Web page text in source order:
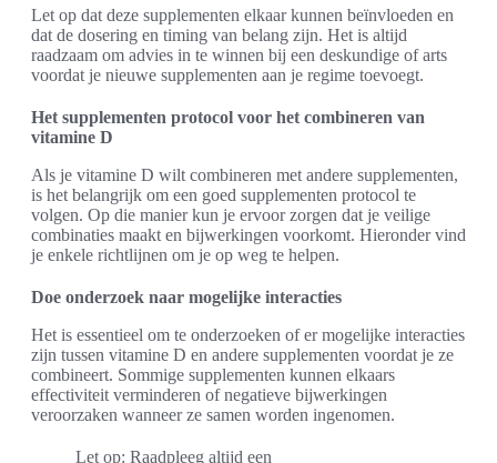
Let op dat deze supplementen elkaar kunnen beïnvloeden en
dat de dosering en timing van belang zijn. Het is altijd
raadzaam om advies in te winnen bij een deskundige of arts
voordat je nieuwe supplementen aan je regime toevoegt.
Het supplementen protocol voor het combineren van
vitamine D
Als je vitamine D wilt combineren met andere supplementen,
is het belangrijk om een goed supplementen protocol te
volgen. Op die manier kun je ervoor zorgen dat je veilige
combinaties maakt en bijwerkingen voorkomt. Hieronder vind
je enkele richtlijnen om je op weg te helpen.
Doe onderzoek naar mogelijke interacties
Het is essentieel om te onderzoeken of er mogelijke interacties
zijn tussen vitamine D en andere supplementen voordat je ze
combineert. Sommige supplementen kunnen elkaars
effectiviteit verminderen of negatieve bijwerkingen
veroorzaken wanneer ze samen worden ingenomen.
Let op: Raadpleeg altijd een